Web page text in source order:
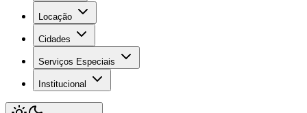
Locação
Cidades
Serviços Especiais
Institucional